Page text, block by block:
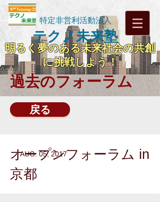
特定非営利活動法人
テクノ未来塾
明るく夢のある未来社会の共創
に挑戦しよう！
過去のフォーラム
戻る
オープンフォーラム in
京都
AUG. 05, 2017